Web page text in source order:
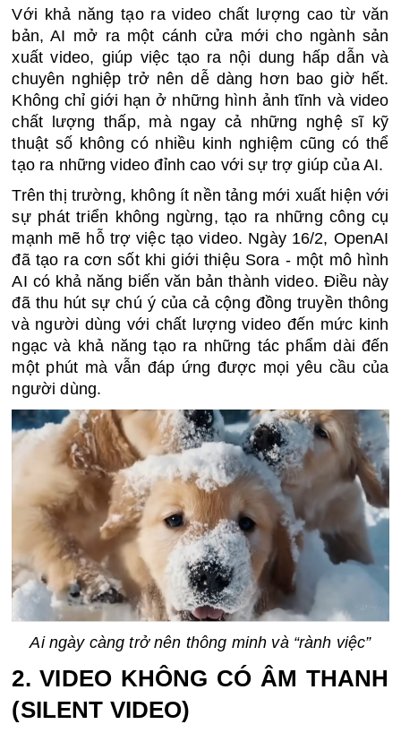
Với khả năng tạo ra video chất lượng cao từ văn
bản, AI mở ra một cánh cửa mới cho ngành sản
xuất video, giúp việc tạo ra nội dung hấp dẫn và
chuyên nghiệp trở nên dễ dàng hơn bao giờ hết.
Không chỉ giới hạn ở những hình ảnh tĩnh và video
chất lượng thấp, mà ngay cả những nghệ sĩ kỹ
thuật số không có nhiều kinh nghiệm cũng có thể
tạo ra những video đỉnh cao với sự trợ giúp của AI.
Trên thị trường, không ít nền tảng mới xuất hiện với
sự phát triển không ngừng, tạo ra những công cụ
mạnh mẽ hỗ trợ việc tạo video. Ngày 16/2, OpenAI
đã tạo ra cơn sốt khi giới thiệu Sora - một mô hình
AI có khả năng biến văn bản thành video. Điều này
đã thu hút sự chú ý của cả cộng đồng truyền thông
và người dùng với chất lượng video đến mức kinh
ngạc và khả năng tạo ra những tác phẩm dài đến
một phút mà vẫn đáp ứng được mọi yêu cầu của
người dùng.
Ai ngày càng trở nên thông minh và “rành việc”
2. VIDEO KHÔNG CÓ ÂM THANH
(SILENT VIDEO)